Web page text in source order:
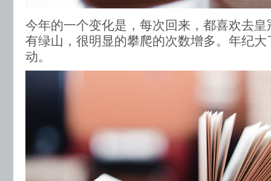
今年的一个变化是，每次回来，都喜欢去
有绿山，很明显的攀爬的次数增多。年纪
动。